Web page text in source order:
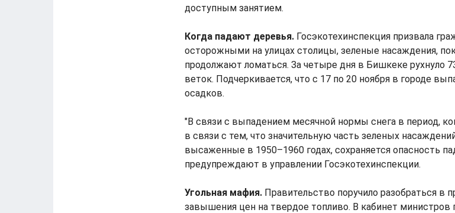
доступным занятием.
Когда падают деревья. Госэкотехинспекция призвала
осторожными на улицах столицы, зеленые насаждения,
продолжают ломаться. За четыре дня в Бишкеке рухнуло
веток. Подчеркивается, что с 17 по 20 ноября в городе
осадков.
"В связи с выпадением месячной нормы снега в период,
в связи с тем, что значительную часть зеленых
высаженные в 1950–1960 годах, сохраняется опасность
предупреждают в управлении Госэкотехинспекции.
Угольная мафия. Правительство поручило разобраться в
завышения цен на твердое топливо. В кабинет министров